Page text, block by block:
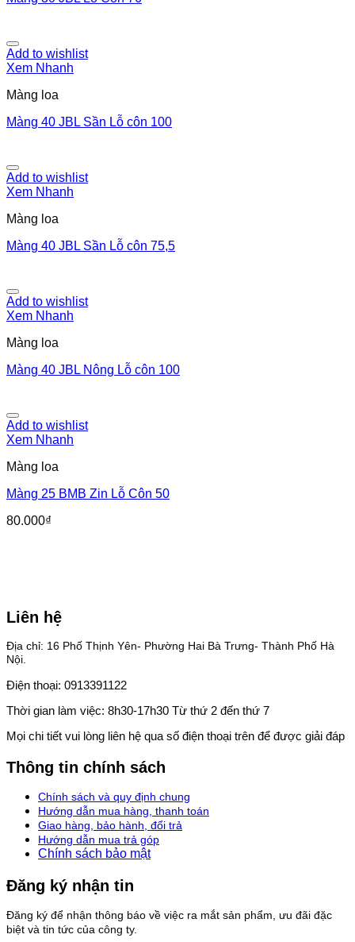
Add to wishlist
Xem Nhanh
Màng loa
Màng 40 JBL Sần Lỗ côn 100
Add to wishlist
Xem Nhanh
Màng loa
Màng 40 JBL Sần Lỗ côn 75,5
Add to wishlist
Xem Nhanh
Màng loa
Màng 40 JBL Nông Lỗ côn 100
Add to wishlist
Xem Nhanh
Màng loa
Màng 25 BMB Zin Lỗ Côn 50
80.000₫
Liên hệ
Địa chỉ: 16 Phố Thịnh Yên- Phường Hai Bà Trưng- Thành Phố Hà
Nội.
Điện thoại: 0913391122
Thời gian làm việc: 8h30-17h30 Từ thứ 2 đến thứ 7
Mọi chi tiết vui lòng liên hệ qua số điện thoại trên để được giải đáp
Thông tin chính sách
Chính sách và quy định chung
Hướng dẫn mua hàng, thanh toán
Giao hàng, bảo hành, đổi trả
Hướng dẫn mua trả góp
Chính sách bảo mật
Đăng ký nhận tin
Đăng ký để nhận thông báo về việc ra mắt sản phẩm, ưu đãi đặc
biệt và tin tức của công ty.